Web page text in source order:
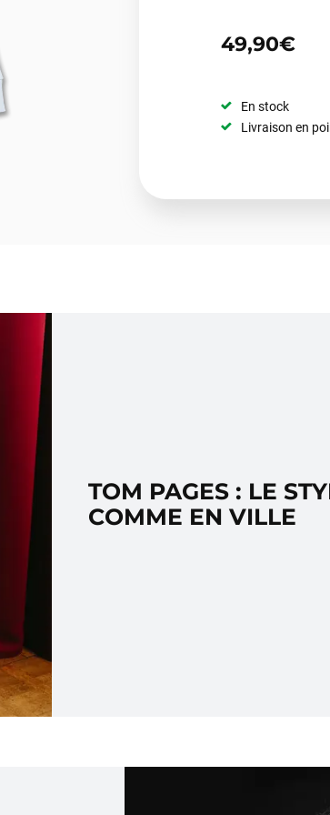
49,90€
En stock
Livraison en
TOM PAGES : LE
COMME EN VILLE